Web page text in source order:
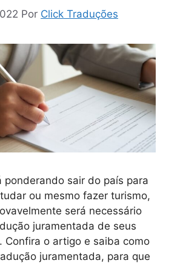
Por Click Traduções
ponderando sair do país para
ou mesmo fazer turismo,
será necessário
juramentada de seus
Confira o artigo e saiba como
juramentada, para que